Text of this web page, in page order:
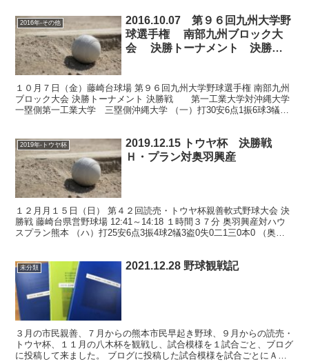
2016年-その他
2016.10.07 第９６回九州大学野
球選手権 南部九州ブロック大
会 決勝トーナメント 決勝
１０月７日（金）藤崎台球場 第９６回九州大学野球選手権 南部九州
ブロック大会 決勝トーナメント 決勝戦 第一工業大学対沖縄大学
一塁側第一工業大学 三塁側沖縄大学 （一）打30安6点1振6球3犠3
2019年-トウヤ杯
2019.12.15 トウヤ杯 決勝戦
Ｈ・プラン対奥羽興産
１２月月１５日（日） 第４２回読売・トウヤ杯親善軟式野球大会 決
勝戦 藤崎台県営野球場 12:41～14:18 １時間３７分 奥羽興産対ハウ
スプラン熊本 （ハ）打25安6点3振4球2犠3盗0失0二1三0本0 （奥）
未分類 2021.12.28 野球観戦記
３月の市民親善、７月からの熊本市民早起き野球、９月からの読売・
トウヤ杯、１１月の八木杯を観戦し、試合模様を１試合ごと、ブログ
に投稿して来ました。 ブログに投稿した試合模様を試合ごとにＡ４